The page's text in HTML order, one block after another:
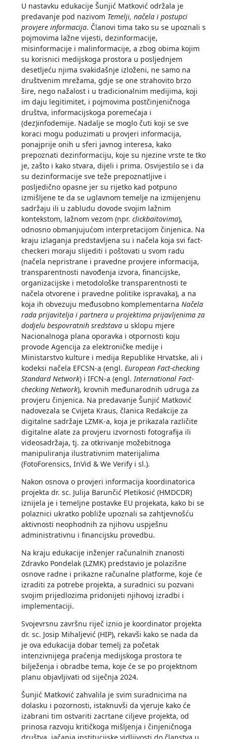
U nastavku edukacije Šunjić Matković održala je
predavanje pod nazivom Temelji, načela i postupci
provjere informacija. Članovi tima tako su se upoznali s
pojmovima lažne vijesti, dezinformacije,
misinformacije i malinformacije, a zbog obima kojim
su korisnici medijskoga prostora u posljednjem
desetljeću njima svakidašnje izloženi, ne samo na
društvenim mrežama, gdje se one strahovito brzo
šire, nego nažalost i u tradicionalnim medijima, koji
im daju legitimitet, i pojmovima postčinjeničnoga
društva, informacijskoga poremećaja i
(dez)infodemije. Nadalje se moglo čuti koji se sve
koraci mogu poduzimati u provjeri informacija,
ponajprije onih u sferi javnog interesa, kako
prepoznati dezinformaciju, koje su njezine vrste te tko
je, zašto i kako stvara, dijeli i prima. Osvijestilo se i da
su dezinformacije sve teže prepoznatljive i
posljedično opasne jer su rijetko kad potpuno
izmišljene te da se uglavnom temelje na izmijenjenu
sadržaju ili u zabludu dovode svojim lažnim
kontekstom, lažnom vezom (npr. clickbaitovima),
odnosno obmanjujućom interpretacijom činjenica. Na
kraju izlaganja predstavljena su i načela koja svi fact-
checkeri moraju slijediti i poštovati u svom radu
(načela nepristrane i pravedne provjere informacija,
transparentnosti navođenja izvora, financijske,
organizacijske i metodološke transparentnosti te
načela otvorene i pravedne politike ispravaka), a na
koja ih obvezuju međusobno komplementarna Načela
rada prijavitelja i partnera u projektima prijavljenima za
dodjelu bespovratnih sredstava u sklopu mjere
Nacionalnoga plana oporavka i otpornosti koju
provode Agencija za elektroničke medije i
Ministarstvo kulture i medija Republike Hrvatske, ali i
kodeksi načela EFCSN-a (engl. European Fact-checking
Standard Network) i IFCN-a (engl. International Fact-
checking Network), krovnih međunarodnih udruga za
provjeru činjenica. Na predavanje Šunjić Matković
nadovezala se Cvijeta Kraus, članica Redakcije za
digitalne sadržaje LZMK-a, koja je prikazala različite
digitalne alate za provjeru izvornosti fotografija ili
videosadržaja, tj. za otkrivanje možebitnoga
manipuliranja ilustrativnim materijalima
(FotoForensics, InVid & We Verify i sl.).
Nakon osnova o provjeri informacija koordinatorica
projekta dr. sc. Julija Barunčić Pletikosić (HMDCDR)
iznijela je i temeljne postavke EU projekata, kako bi se
polaznici ukratko pobliže upoznali sa zahtjevnošću
aktivnosti neophodnih za njihovu uspješnu
administrativnu i financijsku provedbu.
Na kraju edukacije inženjer računalnih znanosti
Zdravko Pondelak (LZMK) predstavio je polazišne
osnove radne i prikazne računalne platforme, koje će
izraditi za potrebe projekta, a suradnici su pozvani
svojim prijedlozima pridonijeti njihovoj izradbi i
implementaciji.
Svojevrsnu završnu riječ iznio je koordinator projekta
dr. sc. Josip Mihaljević (HIP), rekavši kako se nada da
je ova edukacija dobar temelj za početak
intenzivnijega praćenja medijskoga prostora te
bilježenja i obradbe tema, koje će se po projektnom
planu objavljivati od siječnja 2024.
Šunjić Matković zahvalila je svim suradnicima na
dolasku i pozornosti, istaknuvši da vjeruje kako će
izabrani tim ostvariti zacrtane ciljeve projekta, od
prinosa razvoju kritičkoga mišljenja i činjeničnoga
društva, jačanja institucijske vidljivosti do članstva u